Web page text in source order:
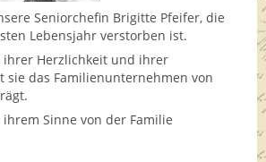
Seniorchefin Brigitte Pfeifer, die
Lebensjahr verstorben ist.
ihrer Herzlichkeit und ihrer
sie das Familienunternehmen von
Sinne von der Familie